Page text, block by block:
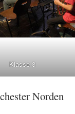
Klasse 3
Norden